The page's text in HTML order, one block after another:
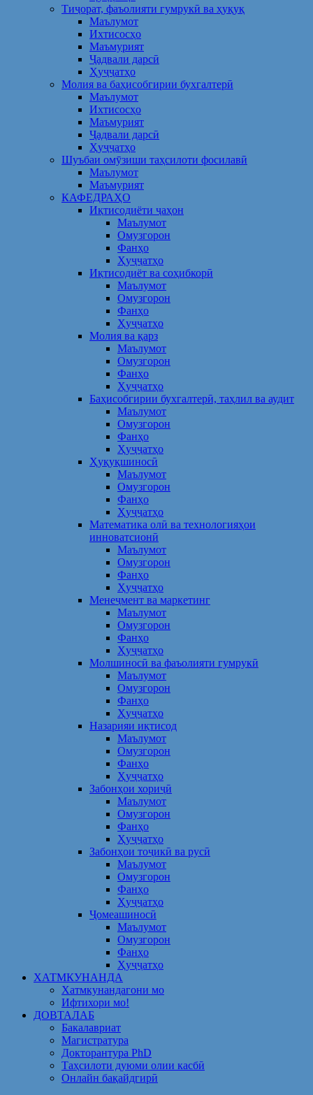
Тиҷорат, фаъолияти гумрукӣ ва ҳуқуқ
Маълумот
Ихтисосҳо
Маъмурият
Ҷадвали дарсӣ
Ҳуҷҷатҳо
Молия ва баҳисобгирии бухгалтерӣ
Маълумот
Ихтисосҳо
Маъмурият
Ҷадвали дарсӣ
Ҳуҷҷатҳо
Шуъбаи омӯзиши таҳсилоти фосилавӣ
Маълумот
Маъмурият
КАФЕДРАҲО
Иқтисодиёти ҷаҳон
Маълумот
Омузгорон
Фанҳо
Ҳуҷҷатҳо
Иқтисодиёт ва соҳибкорӣ
Маълумот
Омузгорон
Фанҳо
Ҳуҷҷатҳо
Молия ва қарз
Маълумот
Омузгорон
Фанҳо
Ҳуҷҷатҳо
Баҳисобгирии бухгалтерӣ, таҳлил ва аудит
Маълумот
Омузгорон
Фанҳо
Ҳуҷҷатҳо
Ҳуқуқшиносӣ
Маълумот
Омузгорон
Фанҳо
Ҳуҷҷатҳо
Математика олӣ ва технологияҳои
инноватсионӣ
Маълумот
Омузгорон
Фанҳо
Ҳуҷҷатҳо
Менеҷмент ва маркетинг
Маълумот
Омузгорон
Фанҳо
Ҳуҷҷатҳо
Молшиносӣ ва фаъолияти гумрукӣ
Маълумот
Омузгорон
Фанҳо
Ҳуҷҷатҳо
Назарияи иқтисод
Маълумот
Омузгорон
Фанҳо
Ҳуҷҷатҳо
Забонҳои хориҷӣ
Маълумот
Омузгорон
Фанҳо
Ҳуҷҷатҳо
Забонҳои тоҷикӣ ва русӣ
Маълумот
Омузгорон
Фанҳо
Ҳуҷҷатҳо
Ҷомеашиносӣ
Маълумот
Омузгорон
Фанҳо
Ҳуҷҷатҳо
ХАТМКУНАНДА
Хатмкунандагони мо
Ифтихори мо!
ДОВТАЛАБ
Бакалавриат
Магистратура
Докторантура PhD
Таҳсилоти дуюми олии касбӣ
Онлайн бақайдгирӣ